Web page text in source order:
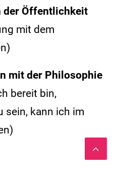
der Öffentlichkeit
mit dem
mit der Philosophie
bereit bin,
sein, kann ich im